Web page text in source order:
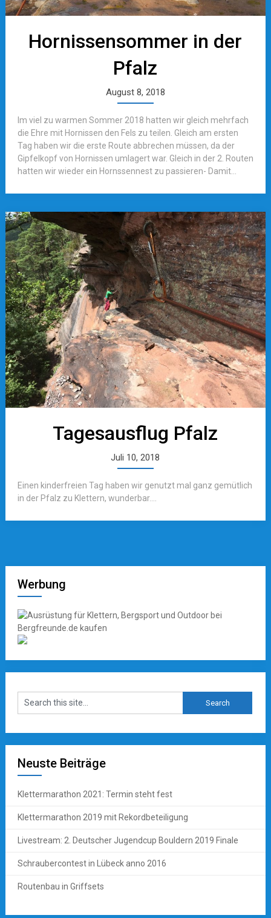
Hornissensommer in der
Pfalz
August 8, 2018
Im viel zu warmen Sommer 2018 hatten wir gleich mehrfach
die Ehre mit Hornissen den Fels zu teilen. Gleich am ersten
Tag haben wir die erste Route abbrechen müssen, da der
Gipfelkopf von Hornissen umlagert war. Gleich in der 2. Routen
hatten wir wieder ein Hornssennest zu passieren- Damit...
Tagesausflug Pfalz
Juli 10, 2018
Einen kinderfreien Tag haben wir genutzt mal ganz gemütlich
in der Pfalz zu Klettern, wunderbar....
Werbung
Neuste Beiträge
Klettermarathon 2021: Termin steht fest
Klettermarathon 2019 mit Rekordbeteiligung
Livestream: 2. Deutscher Jugendcup Bouldern 2019 Finale
Schraubercontest in Lübeck anno 2016
Routenbau in Griffsets